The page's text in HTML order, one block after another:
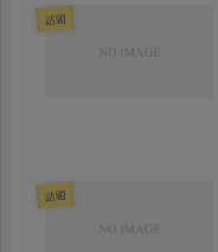
話題
話題